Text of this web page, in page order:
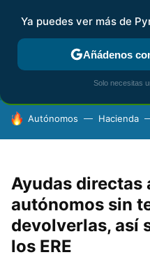
FISCALIDAD Y
HOY SE HABLA DE
Autónomos Hacienda
Ayudas directas
autónomos sin
devolverlas, así
los ERE
Ya puedes ver más de
Añádenos
Solo necesitas